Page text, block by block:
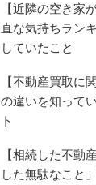
【近隣の空き家
直な気持ちラン
していたこと
【不動産買取に
の違いを知って
ト
【相続した不動
した無駄なこと